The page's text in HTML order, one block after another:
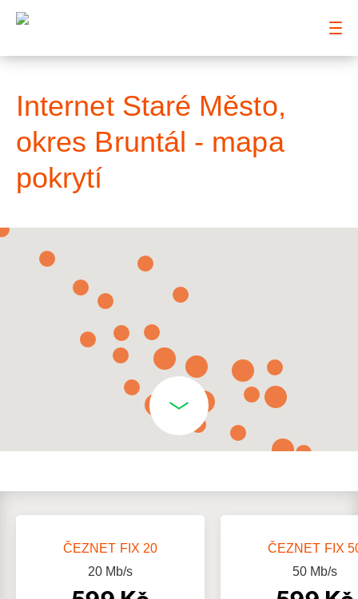
Internet Staré Město,
okres Bruntál - mapa
pokrytí
ČEZNET FIX 20
20Mb/s
ČEZNET FIX
50Mb/s
: Mapa pokrytí město